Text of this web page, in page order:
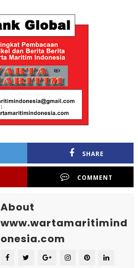
SHARE
COMMENT
About
www.wartamaritimind
onesia.com